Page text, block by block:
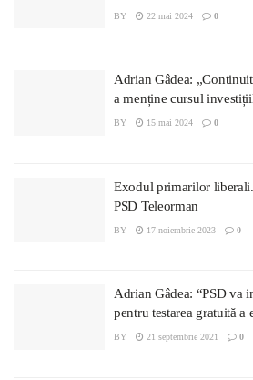
BY 22 mai 2024 0
Adrian Gâdea:
a menține cursul
BY 15 mai 2024 0
Exodul primarilor
PSD Teleorman
BY 17 noiembrie 2023 0
Adrian Gâdea: “PSD va
pentru testarea gratuită a
BY 21 septembrie 2021 0